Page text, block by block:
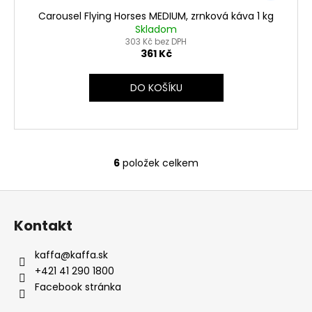
Carousel Flying Horses MEDIUM, zrnková káva 1 kg
Skladom
303 Kč bez DPH
361 Kč
DO KOŠÍKU
O
6 položek celkem
Z
Kontakt
kaffa@kaffa.sk
+421 41 290 1800
Facebook stránka